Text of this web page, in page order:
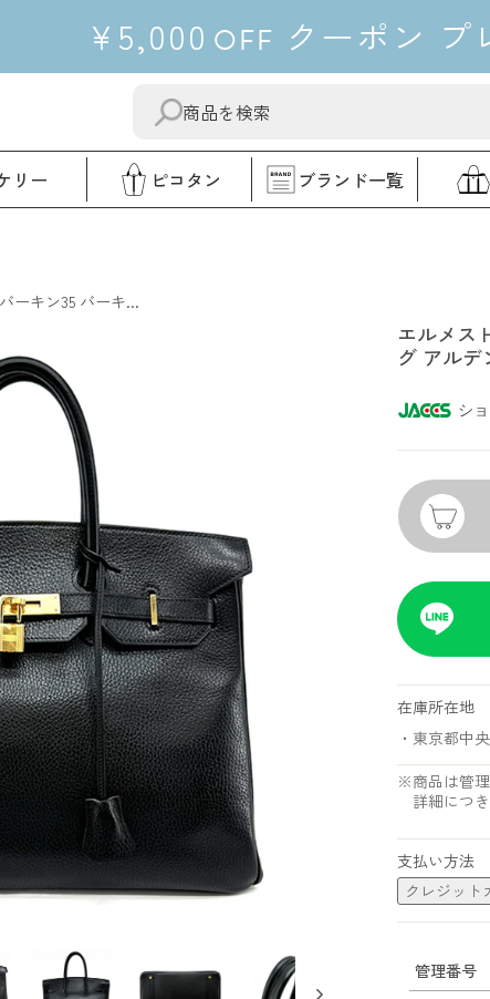
¥5,000 OFF クーポン プ
送
す
る
"閉
る"
リー ピコタン ブランド一覧
ーキン35 バーキ...
エルメス
グ アル
シ
在庫所在地
・東京都中
※商品は管理
詳細につき
支払い方法
クレジット
管理番号